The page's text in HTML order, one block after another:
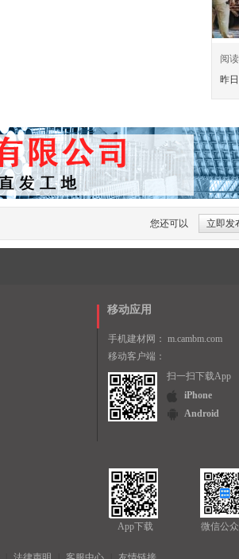
阅
您还可以 立即发
移动应用
手机建材网： m.cambm.com
移动客户端：
扫一扫下载App
iPhone
Android
App下载 微信公